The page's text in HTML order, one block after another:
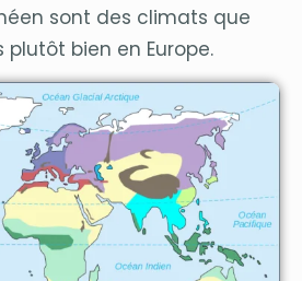
sont des climats que
bien en Europe.